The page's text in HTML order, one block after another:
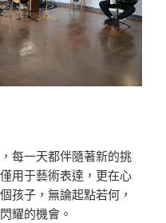
每一天都伴隨著新的挑
用于藝術表達，更在心
孩子，無論起點若何，
耀的機會。